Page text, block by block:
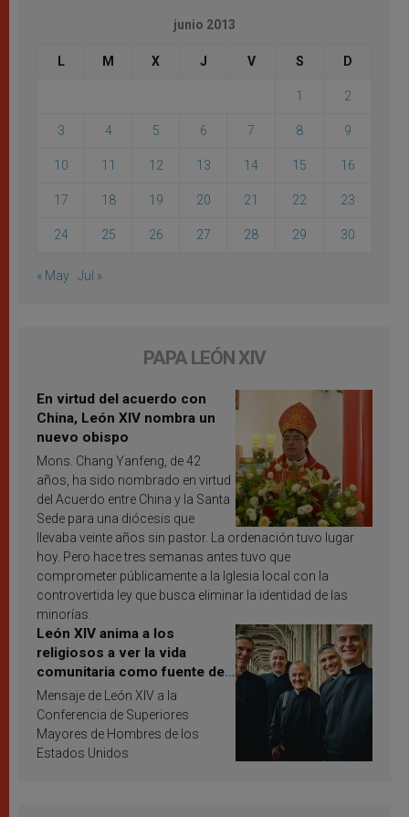
junio 2013
L M X J V S D
1 2
3 4 5 6 7 8 9
10 11 12 13 14 15 16
17 18 19 20 21 22 23
24 25 26 27 28 29 30
« May Jul »
PAPA LEÓN XIV
En virtud del acuerdo con
China, León XIV nombra un
nuevo obispo
Mons. Chang Yanfeng, de 42
años, ha sido nombrado en virtud
del Acuerdo entre China y la Santa
Sede para una diócesis que
llevaba veinte años sin pastor. La ordenación tuvo lugar
hoy. Pero hace tres semanas antes tuvo que
comprometer públicamente a la Iglesia local con la
controvertida ley que busca eliminar la identidad de las
minorías.
León XIV anima a los
religiosos a ver la vida
comunitaria como fuente de
inspiración y santificación
Mensaje de León XIV a la
Conferencia de Superiores
Mayores de Hombres de los
Estados Unidos